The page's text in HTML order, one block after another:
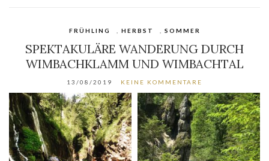
FRÜHLING HERBST SOMMER
SPEKTAKULÄRE WANDERUNG DURCH
WIMBACHKLAMM UND WIMBACHTAL
13/08/2019 KEINE KOMMENTARE